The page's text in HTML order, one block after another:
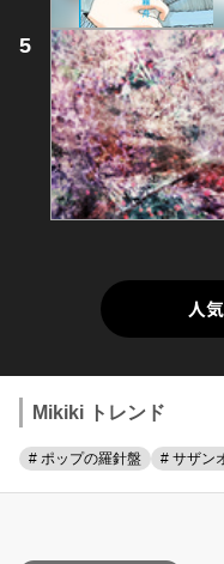
人
Mikiki トレンド
# ポップの羅針盤 # サザン